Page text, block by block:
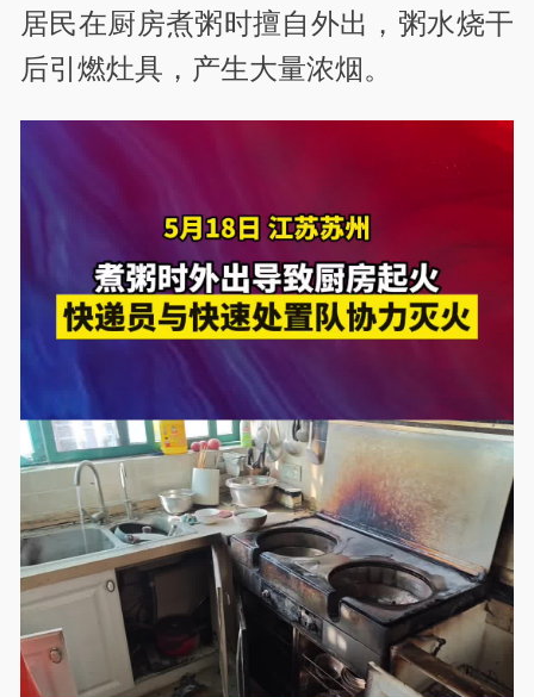
居民在厨房煮粥时擅自外出，粥水烧干
后引燃灶具，产生大量浓烟。